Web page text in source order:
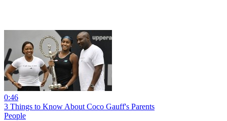
0:46
3 Things to Know About Coco Gauff's Parents
People